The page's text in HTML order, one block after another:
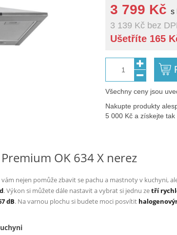
3 799 Kč s
3 139 Kč bez
Ušetříte 165
1
Všechny ceny jsou
Nakupte produkty
5 000 Kč a získejte tak
OK 634 X nerez
vám nejen pomůže zbavit se pachu a mastnoty v kuchyni,
. Výkon si můžete dále nastavit a vybrat si jednu zetří
dB. Na varnou plochu si budete moci posvítit